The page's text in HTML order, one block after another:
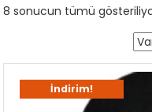
8 sonucun tümü
İndirim!